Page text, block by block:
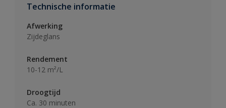
Technische informatie
Afwerking
Zijdeglans
Rendement
10-12 m²/L
Droogtijd
Ca. 30 minuten